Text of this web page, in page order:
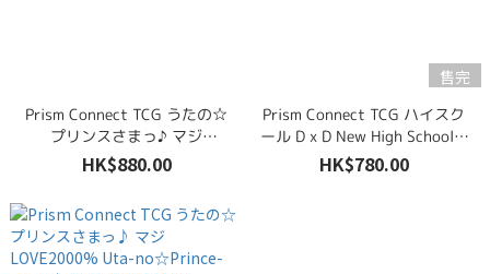
Prism Connect TCG うたの☆
プリンスさまっ♪ マジ
LOVE2000% Uta-no☆Prince-
sama♪ Maji LOVE 2000% 擴充
HK$880.00
售完
Prism Connect TCG ハイスク
ール D x D New High School D
x D New Starter Deck 起始牌
HK$780.00